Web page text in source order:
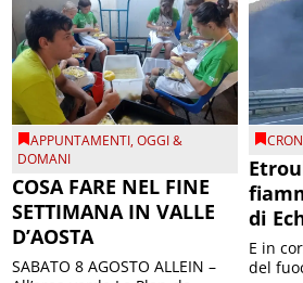
APPUNTAMENTI,OGGI &
DOMANI
COSA FARE NEL FINE
SETTIMANA IN VALLE
D’AOSTA
SABATO 8 AGOSTO ALLEIN –
di
E in
del